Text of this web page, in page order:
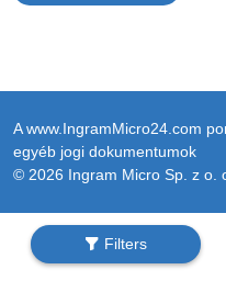
Filters
A www.IngramMicro24.com
egyéb jogi dokumentumok
© 2026 Ingram Micro Sp. z o.